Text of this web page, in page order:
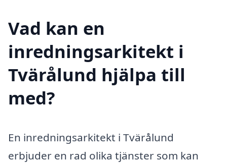
Vad kan en
inredningsarkitekt i
Tvärålund hjälpa till
med?
En inredningsarkitekt i Tvärålund
erbjuder en rad olika tjänster som kan